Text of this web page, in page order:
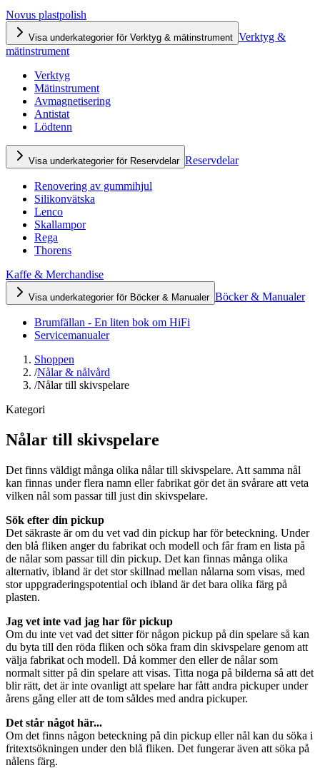
Novus plastpolish
Visa underkategorier för Verktyg & mätinstrument Verktyg &
mätinstrument
Verktyg
Mätinstrument
Avmagnetisering
Antistat
Lödtenn
Visa underkategorier för Reservdelar Reservdelar
Renovering av gummihjul
Silikonvätska
Lenco
Skallampor
Rega
Thorens
Kaffe & Merchandise
Visa underkategorier för Böcker & Manualer Böcker & Manualer
Brumfällan - En liten bok om HiFi
Servicemanualer
Shoppen
/Nålar & nålvård
/Nålar till skivspelare
Kategori
Nålar till skivspelare
Det finns väldigt många olika nålar till skivspelare. Att samma nål
kan finnas under flera namn eller fabrikat gör det än svårare att veta
vilken nål som passar till just din skivspelare.
Sök efter din pickup
Det säkraste är om du vet vad din pickup har för beteckning. Under
den blå fliken anger du fabrikat och modell och får fram en lista på
de nålar som passar till din pickup. Det kan finnas många olika
alternativ, ibland är det stor skillnad mellan nålarna som visas, med
stor uppgraderingspotential och ibland är det bara olika färg på
plasten.
Jag vet inte vad jag har för pickup
Om du inte vet vad det sitter för någon pickup på din spelare så kan
du byta till den röda fliken och söka fram din skivspelare genom att
välja fabrikat och modell. Då kommer den eller de nålar som
normalt sitter på din spelare att visas. Titta noga på bilderna så att det
blir rätt, det är inte ovanligt att spelare har fått andra pickuper under
årens gång eller att de tom såldes med andra pickuper.
Det står något här...
Om det finns någon beteckning på din pickup eller nål kan du söka i
fritextsökningen under den blå fliken. Det fungerar även att söka på
nålens färg.